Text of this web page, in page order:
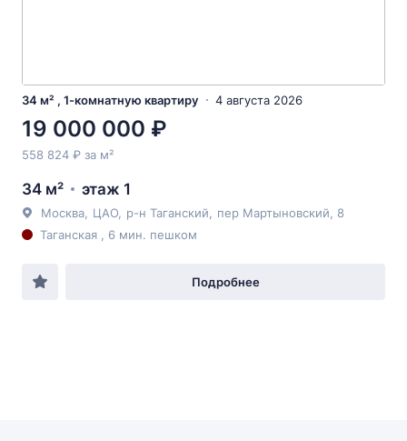
34 м² , 1-комнатную квартиру 4 августа 2026
19 000 000 ₽
558 824 ₽ за м²
34 м² этаж 1
Москва ЦАО р-н Таганский пер Мартыновский , 8
Таганская , 6 мин. пешком
Подробнее